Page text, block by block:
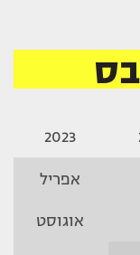
2023
אפריל
אוגוסט